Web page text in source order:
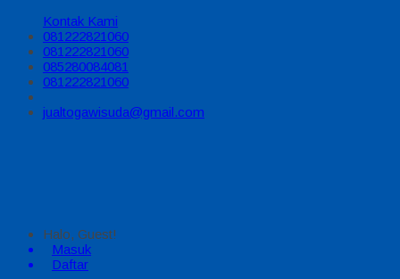
Kontak Kami
081222821060
081222821060
085280084081
081222821060
jualtogawisuda@gmail.com
Halo, Guest!
Masuk
Daftar